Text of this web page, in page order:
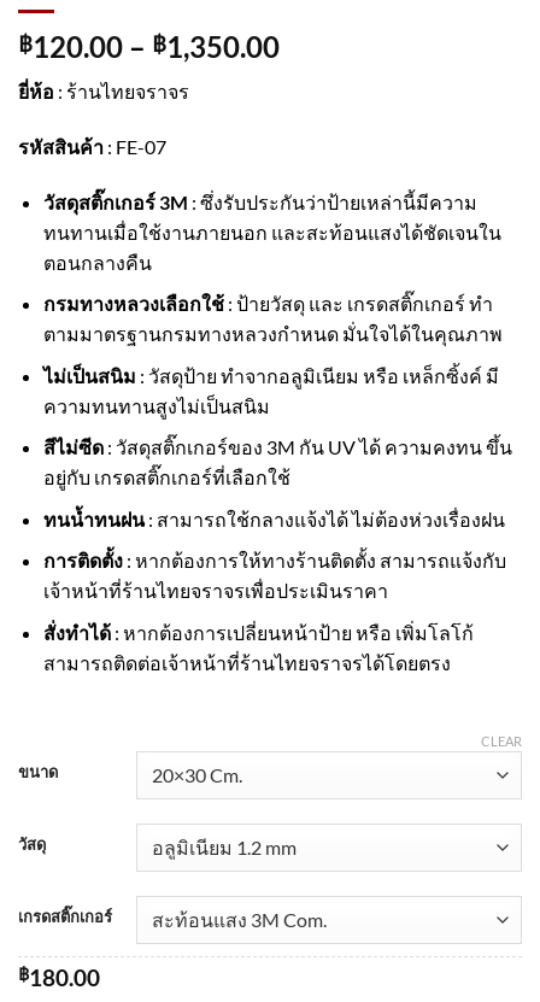
฿120.00 – ฿1,350.00
ยี่ห้อ : ร้านไทยจราจร
รหัสสินค้า : FE-07
วัสดุสติ๊กเกอร์ 3M : ซึ่งรับประกันว่าป้ายเหล่านี้มีความ
ทนทานเมื่อใช้งานภายนอก และสะท้อนแสงได้ชัดเจนใน
ตอนกลางคืน
กรมทางหลวงเลือกใช้: ป้ายวัสดุ และ เกรดสติ๊กเกอร์ ทำ
ตามมาตรฐานกรมทางหลวงกำหนด มั่นใจได้ในคุณภาพ
ไม่เป็นสนิม : วัสดุป้าย ทำจากอลูมิเนียม หรือ เหล็กซิ้งค์ มี
ความทนทานสูงไม่เป็นสนิม
สีไม่ซีด: วัสดุสติ๊กเกอร์ของ 3M กัน UV ได้ ความคงทน ขึ้น
อยู่กับ เกรดสติ๊กเกอร์ที่เลือกใช้
ทนน้ำทนฝน: สามารถใช้กลางแจ้งได้ ไม่ต้องห่วงเรื่องฝน
การติดตั้ง: หากต้องการให้ทางร้านติดตั้ง สามารถแจ้งกับ
เจ้าหน้าที่ร้านไทยจราจรเพื่อประเมินราคา
สั่งทำได้: หากต้องการเปลี่ยนหน้าป้าย หรือ เพิ่มโลโก้
สามารถติดต่อเจ้าหน้าที่ร้านไทยจราจรได้โดยตรง
ขนาด
วัสดุ
เกรดสติ๊กเกอร์
CLEAR
฿180.00